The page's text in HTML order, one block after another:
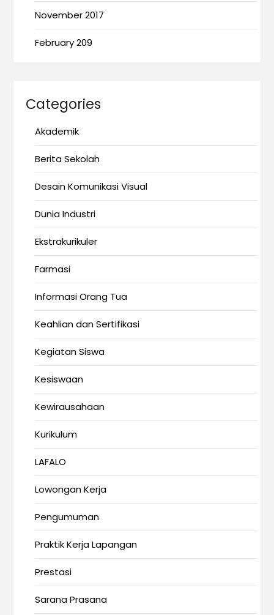
November 2017
February 209
Categories
Akademik
Berita Sekolah
Desain Komunikasi Visual
Dunia Industri
Ekstrakurikuler
Farmasi
Informasi Orang Tua
Keahlian dan Sertifikasi
Kegiatan Siswa
Kesiswaan
Kewirausahaan
Kurikulum
LAFALO
Lowongan Kerja
Pengumuman
Praktik Kerja Lapangan
Prestasi
Sarana Prasana